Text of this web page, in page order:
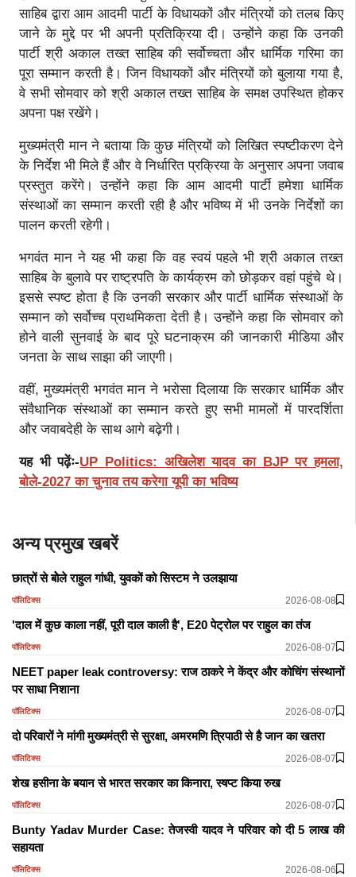
साहिब द्वारा आम आदमी पार्टी के विधायकों और मंत्रियों को तलब किए
जाने के मुद्दे पर भी अपनी प्रतिक्रिया दी। उन्होंने कहा कि उनकी
पार्टी श्री अकाल तख्त साहिब की सर्वोच्चता और धार्मिक गरिमा का
पूरा सम्मान करती है। जिन विधायकों और मंत्रियों को बुलाया गया है,
वे सभी सोमवार को श्री अकाल तख्त साहिब के समक्ष उपस्थित होकर
अपना पक्ष रखेंगे।
मुख्यमंत्री मान ने बताया कि कुछ मंत्रियों को लिखित स्पष्टीकरण देने
के निर्देश भी मिले हैं और वे निर्धारित प्रक्रिया के अनुसार अपना जवाब
प्रस्तुत करेंगे। उन्होंने कहा कि आम आदमी पार्टी हमेशा धार्मिक
संस्थाओं का सम्मान करती रही है और भविष्य में भी उनके निर्देशों का
पालन करती रहेगी।
भगवंत मान ने यह भी कहा कि वह स्वयं पहले भी श्री अकाल तख्त
साहिब के बुलावे पर राष्ट्रपति के कार्यक्रम को छोड़कर वहां पहुंचे थे।
इससे स्पष्ट होता है कि उनकी सरकार और पार्टी धार्मिक संस्थाओं के
सम्मान को सर्वोच्च प्राथमिकता देती है। उन्होंने कहा कि सोमवार को
होने वाली सुनवाई के बाद पूरे घटनाक्रम की जानकारी मीडिया और
जनता के साथ साझा की जाएगी।
वहीं, मुख्यमंत्री भगवंत मान ने भरोसा दिलाया कि सरकार धार्मिक और
संवैधानिक संस्थाओं का सम्मान करते हुए सभी मामलों में पारदर्शिता
और जवाबदेही के साथ आगे बढ़ेगी।
यह भी पढ़ेंः-UP Politics: अखिलेश यादव का BJP पर हमला,
बोले-2027 का चुनाव तय करेगा यूपी का भविष्य
अन्य प्रमुख खबरें
छात्रों से बोेले राहुल गांधी, युवकों को सिस्टम ने उलझाया
पॉलिटिक्स 2026-08-08
'दाल में कुछ काला नहीं, पूरी दाल काली है', E20 पेट्रोल पर राहुल का तंज
पॉलिटिक्स 2026-08-07
NEET paper leak controversy: राज ठाकरे ने केंद्र और कोचिंग संस्थानों
पर साधा निशाना
पॉलिटिक्स 2026-08-07
दो परिवारों ने मांगी मुख्यमंत्री से सुरक्षा, अमरमणि त्रिपाठी से है जान का खतरा
पॉलिटिक्स 2026-08-07
शेख हसीना के बयान से भारत सरकार का किनारा, स्षप्ट किया रुख
पॉलिटिक्स 2026-08-07
Bunty Yadav Murder Case: तेजस्वी यादव ने परिवार को दी 5 लाख की
सहायता
पॉलिटिक्स 2026-08-06